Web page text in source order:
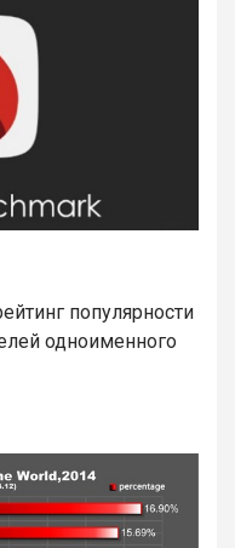
популярности
одноименного